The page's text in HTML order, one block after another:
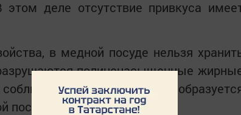
деле отсутствие привкуса
в медной посуде нельзя
полиненасыщенные
правила хранения,
готовить опасно.